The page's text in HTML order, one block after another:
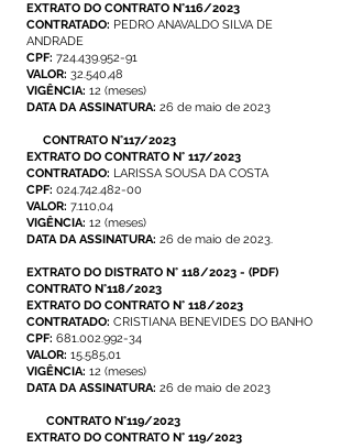
EXTRATO DO CONTRATO N°116/2023
CONTRATADO: PEDRO ANAVALDO SILVA DE
ANDRADE
CPF: 724.439.952-91
VALOR: 32.540,48
VIGÊNCIA: 12 (meses)
DATA DA ASSINATURA: 26 de maio de 2023
CONTRATO N°117/2023
EXTRATO DO CONTRATO N° 117/2023
CONTRATADO: LARISSA SOUSA DA COSTA
CPF: 024.742.482-00
VALOR: 7.110,04
VIGÊNCIA: 12 (meses)
DATA DA ASSINATURA: 26 de maio de 2023.
EXTRATO DO DISTRATO N° 118/2023 - (PDF)
CONTRATO N°118/2023
EXTRATO DO CONTRATO N° 118/2023
CONTRATADO: CRISTIANA BENEVIDES DO BANHO
CPF: 681.002.992-34
VALOR: 15.585,01
VIGÊNCIA: 12 (meses)
DATA DA ASSINATURA: 26 de maio de 2023
CONTRATO N°119/2023
EXTRATO DO CONTRATO N° 119/2023